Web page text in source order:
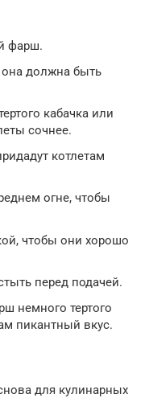
фарш.
она должна быть
кабачка или
сочнее.
котлетам
огне, чтобы
чтобы они хорошо
перед подачей.
немного тертого
пикантный вкус.
для кулинарных